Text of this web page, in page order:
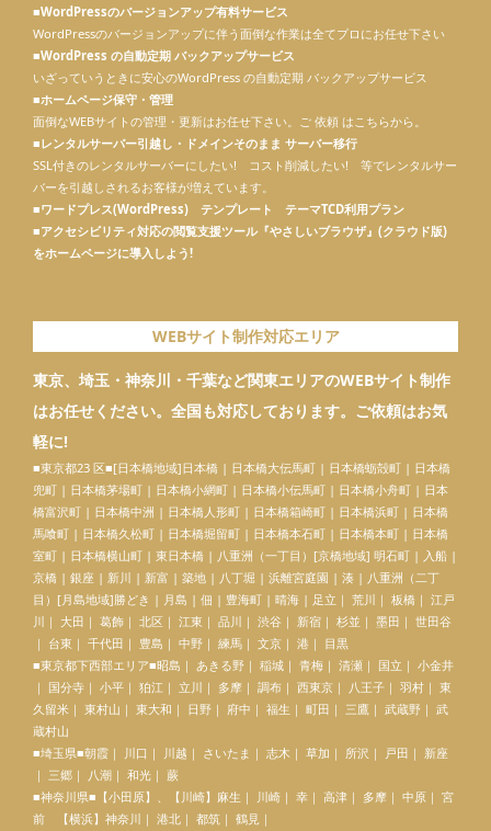
■WordPressのバージョンアップ有料サービス
WordPressのバージョンアップに伴う面倒な作業は全てプロにお任せ下さい
■WordPress の自動定期 バックアップサービス
いざっていうときに安心のWordPress の自動定期 バックアップサービス
■ホームページ保守・管理
面倒なWEBサイトの管理・更新はお任せ下さい。ご 依頼 はこちらから。
■レンタルサーバー引越し・ドメインそのまま サーバー移行
SSL付きのレンタルサーバーにしたい! コスト削減したい! 等でレンタルサー
バーを引越しされるお客様が増えています。
■ワードプレス(WordPress) テンプレート テーマTCD利用プラン
■アクセシビリティ対応の閲覧支援ツール『やさしいブラウザ』(クラウド版)
をホームページに導入しよう!
WEBサイト制作対応エリア
東京、埼玉・神奈川・千葉など関東エリアのWEBサイト制作
はお任せください。全国も対応しております。ご依頼はお気
軽に!
■東京都23 区■[日本橋地域]日本橋 | 日本橋大伝馬町 | 日本橋蛎殻町 | 日本橋
兜町 | 日本橋茅場町 | 日本橋小網町 | 日本橋小伝馬町 | 日本橋小舟町 | 日本
橋富沢町 | 日本橋中洲 | 日本橋人形町 | 日本橋箱崎町 | 日本橋浜町 | 日本橋
馬喰町 | 日本橋久松町 | 日本橋堀留町 | 日本橋本石町 | 日本橋本町 | 日本橋
室町 | 日本橋横山町 | 東日本橋 | 八重洲（一丁目）[京橋地域] 明石町 | 入船 |
京橋 | 銀座 | 新川 | 新富 | 築地 | 八丁堀 | 浜離宮庭園 | 湊 | 八重洲（二丁
目）[月島地域]勝どき | 月島 | 佃 | 豊海町 | 晴海 | 足立｜ 荒川｜ 板橋｜ 江戸
川｜ 大田｜ 葛飾｜ 北区｜ 江東｜ 品川｜ 渋谷｜ 新宿｜ 杉並｜ 墨田｜ 世田谷
｜ 台東｜ 千代田｜ 豊島｜ 中野｜ 練馬｜ 文京｜ 港｜ 目黒
■東京都下西部エリア■昭島｜ あきる野｜ 稲城｜ 青梅｜ 清瀬｜ 国立｜ 小金井
｜ 国分寺｜ 小平｜ 狛江｜ 立川｜ 多摩｜ 調布｜ 西東京｜ 八王子｜ 羽村｜ 東
久留米｜ 東村山｜ 東大和｜ 日野｜ 府中｜ 福生｜ 町田｜ 三鷹｜ 武蔵野｜ 武
蔵村山
■埼玉県■朝霞｜ 川口｜ 川越｜ さいたま｜ 志木｜ 草加｜ 所沢｜ 戸田｜ 新座
｜ 三郷｜ 八潮｜ 和光｜ 蕨
■神奈川県■【小田原】、【川崎】麻生｜ 川崎｜ 幸｜ 高津｜ 多摩｜ 中原｜ 宮
前 【横浜】神奈川｜ 港北｜ 都筑｜ 鶴見｜